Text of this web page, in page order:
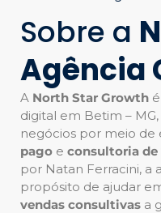
Sobre a
Agência
A North Star Growth
digital em Betim –
negócios por meio de
pago e consultoria de
por Natan Ferracini, a
propósito de ajudar
vendas consultivas a